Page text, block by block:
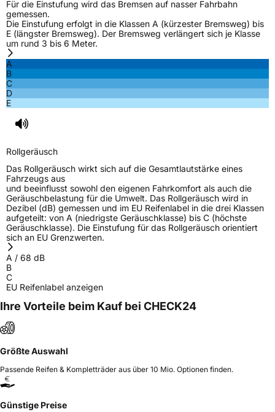
Für die Einstufung wird das Bremsen auf nasser Fahrbahn
gemessen.
Die Einstufung erfolgt in die Klassen A (kürzester Bremsweg) bis
E (längster Bremsweg). Der Bremsweg verlängert sich je Klasse
um rund 3 bis 6 Meter.
A
B
C
D
E
Rollgeräusch
Das Rollgeräusch wirkt sich auf die Gesamtlautstärke eines
Fahrzeugs aus
und beeinflusst sowohl den eigenen Fahrkomfort als auch die
Geräuschbelastung für die Umwelt. Das Rollgeräusch wird in
Dezibel (dB) gemessen und im EU Reifenlabel in die drei Klassen
aufgeteilt: von A (niedrigste Geräuschklasse) bis C (höchste
Geräuschklasse). Die Einstufung für das Rollgeräusch orientiert
sich an EU Grenzwerten.
A / 68 dB
B
C
EU Reifenlabel anzeigen
Ihre Vorteile beim Kauf bei CHECK24
Größte Auswahl
Passende Reifen & Kompletträder aus über 10 Mio. Optionen finden.
Günstige Preise